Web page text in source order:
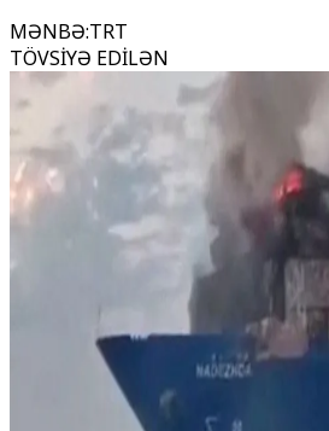
MƏNBƏ:TRT
TÖVSİYƏ EDİLƏN